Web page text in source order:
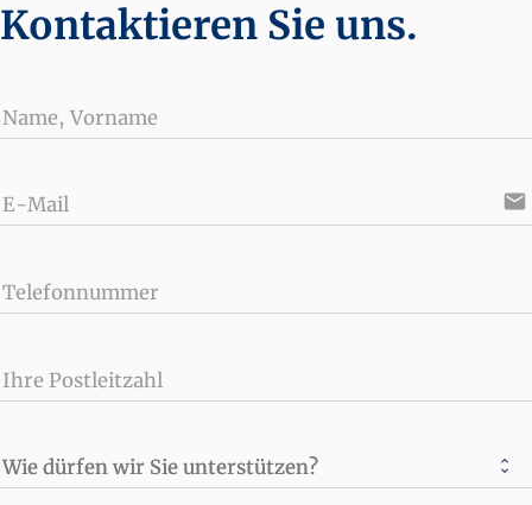
Kontaktieren Sie uns.
Name, Vorname
E-Mail email
Telefonnummer
Ihre Postleitzahl
Wie dürfen wir Sie unterstützen?